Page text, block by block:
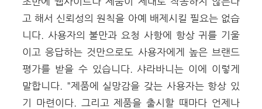
고 해서 신뢰성의 원칙을 아예 배제시킬 필요는 없습
니다. 사용자의 불만과 요청 사항에 항상 귀를 기울
이고 응답하는 것만으로도 사용자에게 높은 브랜드
평가를 받을 수 있습니다. 샤라바니는 이에 이렇게
말합니다. "제품에 실망감을 갖는 사용자는 항상 있
기 마련이다. 그리고 제품을 출시할 때마다 언제나